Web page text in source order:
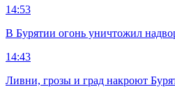
14:53
В Бурятии огонь уничтожил
14:43
Ливни, грозы и град накроют